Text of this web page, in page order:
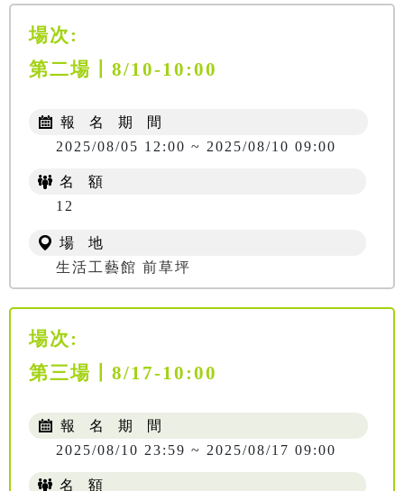
場次:
第二場〡8/10-10:00
報 名 期 間
2025/08/05 12:00 ~ 2025/08/10 09:00
名 額
12
場 地
生活工藝館 前草坪
場次:
第三場〡8/17-10:00
報 名 期 間
2025/08/10 23:59 ~ 2025/08/17 09:00
名 額